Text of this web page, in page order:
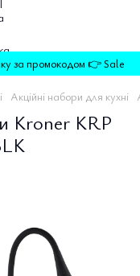
за промокодом 👉 Sale
Акційні набори для кухні
Kroner KRP